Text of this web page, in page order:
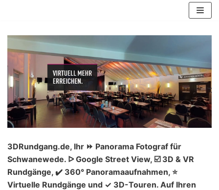
Inhalt
springen
3DRundgang.de, Ihr ⏩ Panorama Fotograf für
Schwanewede. ᐅ Google Street View, ☑️ 3D & VR
Rundgänge, ✔️ 360° Panoramaaufnahmen, ⭐
Virtuelle Rundgänge und ✓ 3D-Touren. Auf Ihren